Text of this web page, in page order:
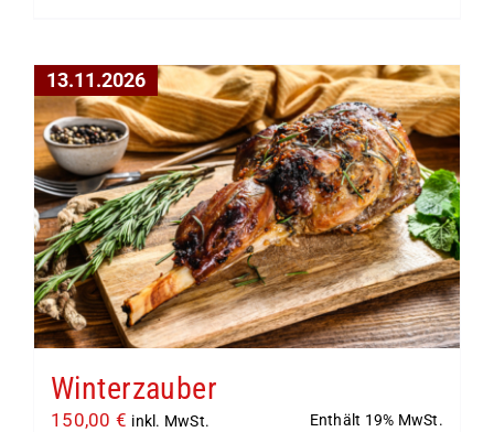
13.11.2026
Winterzauber
150,00 € inkl. MwSt.
Enthält 19% MwSt.